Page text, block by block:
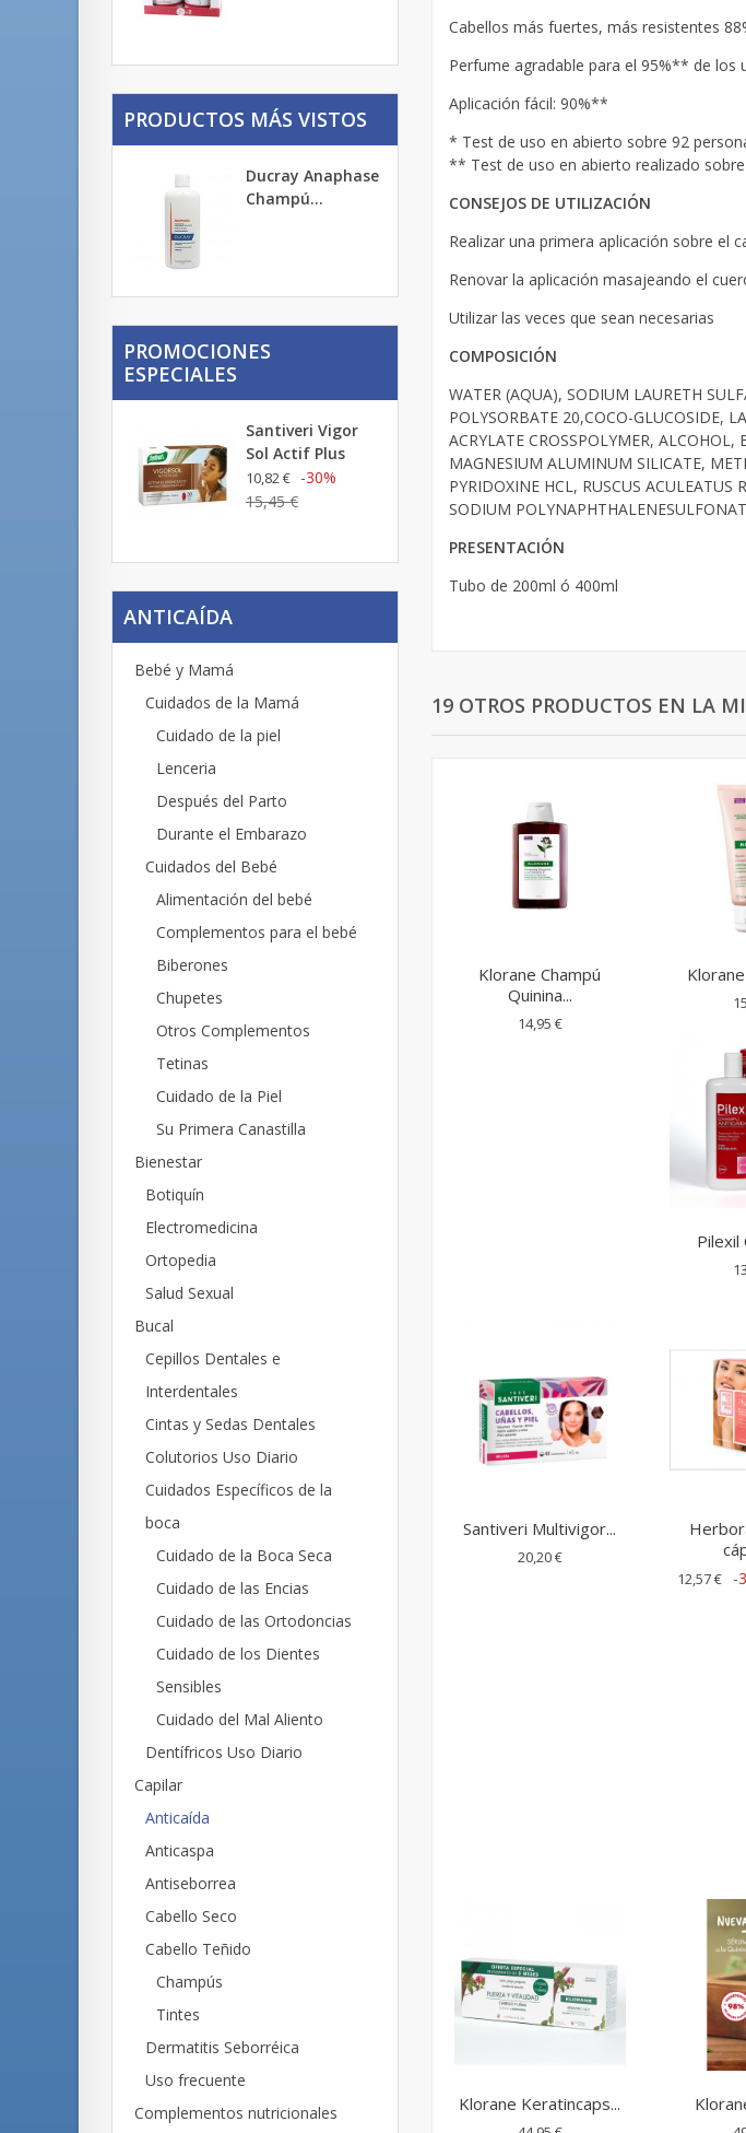
PRODUCTOS MÁS VISTOS
Ducray Anaphase
Champú...
PROMOCIONES
ESPECIALES
Santiveri Vigor
Sol Actif Plus
10,82 € -30%
15,45 €
ANTICAÍDA
Bebé y Mamá
Cuidados de la Mamá
Cuidado de la piel
Lenceria
Después del Parto
Durante el Embarazo
Cuidados del Bebé
Alimentación del bebé
Complementos para el bebé
Biberones
Chupetes
Otros Complementos
Tetinas
Cuidado de la Piel
Su Primera Canastilla
Bienestar
Botiquín
Electromedicina
Ortopedia
Salud Sexual
Bucal
Cepillos Dentales e
Interdentales
Cintas y Sedas Dentales
Colutorios Uso Diario
Cuidados Específicos de la
boca
Cuidado de la Boca Seca
Cuidado de las Encias
Cuidado de las Ortodoncias
Cuidado de los Dientes
Sensibles
Cuidado del Mal Aliento
Dentífricos Uso Diario
Capilar
Anticaída
Anticaspa
Antiseborrea
Cabello Seco
Cabello Teñido
Champús
Tintes
Dermatitis Seborréica
Uso frecuente
Complementos nutricionales
Cabellos más fuertes, más resistentes
Perfume agradable para el 95%** de los
Aplicación fácil: 90%**
* Test de uso en abierto sobre 92
** Test de uso en abierto realizado
CONSEJOS DE UTILIZACIÓN
Realizar una primera aplicación sobre el
Renovar la aplicación masajeando el
Utilizar las veces que sean necesarias
COMPOSICIÓN
WATER (AQUA), SODIUM LAURETH
POLYSORBATE 20,COCO-GLUCOSIDE,
ACRYLATE CROSSPOLYMER,
MAGNESIUM ALUMINUM SILICATE,
PYRIDOXINE HCL, RUSCUS
SODIUM
PRESENTACIÓN
Tubo de 200ml ó 400ml
19 OTROS PRODUCTOS EN LA
Klorane Champú
Quinina...
14,95 €
Pilexil
Santiveri Multivigor...
20,20 €
12,57 € -
Klorane Keratincaps...